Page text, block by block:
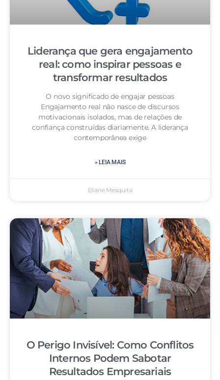
Liderança que gera engajamento
real: como inspirar pessoas e
transformar resultados
O novo significado de engajar pessoas
Engajamento real não nasce de discursos
motivacionais isolados, mas de relações de
confiança construídas diariamente. A liderança
contemporânea exige
» LEIA MAIS
Eliane Mesquita
O Perigo Invisível: Como Conflitos
Internos Podem Sabotar
Resultados Empresariais